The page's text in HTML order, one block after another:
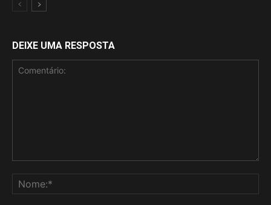
DEIXE UMA RESPOSTA